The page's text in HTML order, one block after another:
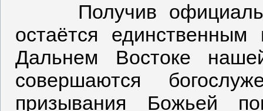
Получив
остаётся
Дальнем Востоке
совершаются
призывания Божьей